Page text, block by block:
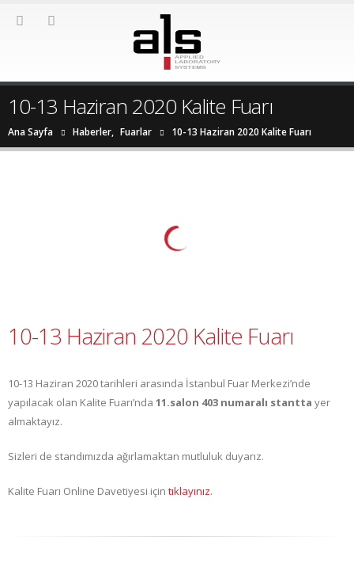
10-13 Haziran 2020 Kalite Fuarı
Ana Sayfa Haberler, Fuarlar 10-13 Haziran 2020 Kalite Fuarı
10-13 Haziran 2020 Kalite Fuarı
10-13 Haziran 2020 tarihleri arasında İstanbul Fuar Merkezi’nde
yapılacak olan Kalite Fuarı’nda 11.salon 403 numaralı stantta yer
almaktayız.
Sizleri de standımızda ağırlamaktan mutluluk duyarız.
Kalite Fuarı Online Davetiyesi için tıklayınız.